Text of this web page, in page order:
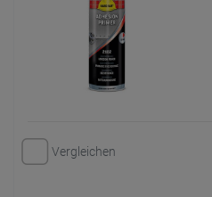
Vergleichen